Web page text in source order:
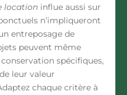
location influe aussi sur
n’impliqueront
entreposage de
peuvent même
spécifiques,
leur valeur
chaque critère à